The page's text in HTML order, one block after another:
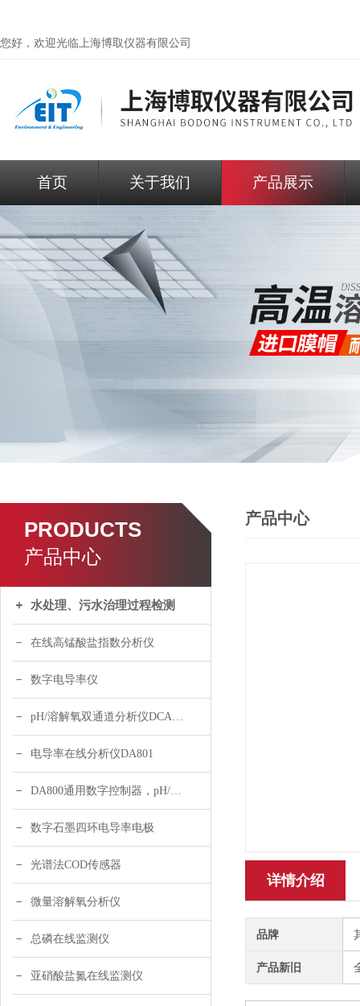
您好，欢迎光临上海博取仪器有限公司
首页 关于我们 产品展示
PRODUCTS
产品中心
水处理、污水治理过程检测
在线高锰酸盐指数分析仪
数字电导率仪
pH/溶解氧双通道分析仪DCA120
电导率在线分析仪DA801
DA800通用数字控制器，pH/DO/ORP多参数
数字石墨四环电导率电极
光谱法COD传感器
微量溶解氧分析仪
总磷在线监测仪
亚硝酸盐氮在线监测仪
产品中心
详情介绍
品牌
产品新旧